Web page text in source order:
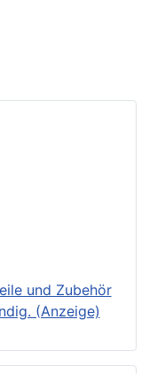
und Zubehör
(Anzeige)